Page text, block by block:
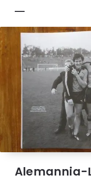
Alemannia-